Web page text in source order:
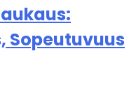
Sopeutuvuus